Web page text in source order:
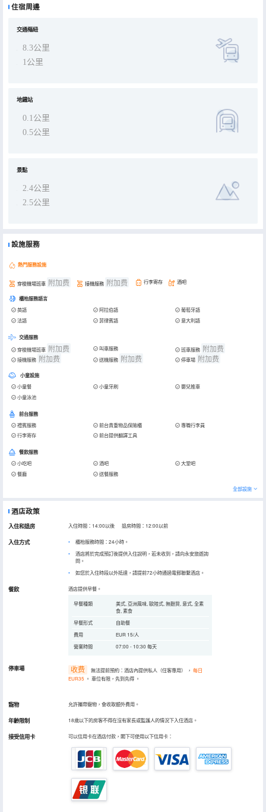
果旅客想在自己的房間舒適的用餐，酒店可提供客房服務。您若是問我還有哪些可供選擇的美食，一定會極力推薦周邊
和商務中心將熱情的服務與專業的素質完美地結合在一起。24小時開放的前台服務可為您隨時提供信息，以幫助您探索
住宿周邊
交通樞紐
8.3公里
1公里
地鐵站
0.1公里
0.5公里
景點
2.4公里
2.5公里
設施服務
熱門服務設施
穿梭機場班車 附加费 接機服務 附加费 行李寄存 酒吧
櫃枱服務語言
英語 阿拉伯語
葡萄牙語
法語
菲律賓語 意大利語
交通服務
穿梭機場班車 附加费 叫車服務 班車服務 附加费
接機服務 附加费 送機服務 附加费 停車場 附加费
小童設施
小童餐 小童牙刷
嬰兒推車
小童泳池
前台服務
禮賓服務 前台貴重物品保險櫃
專職行李員
行李寄存
前台提供翻譯工具
餐飲服務
小吃吧 酒吧
大堂吧
餐廳
送餐服務
全部設施
酒店政策
入住和退房 入住時間：14:00以後 退房時間：12:00以前
入住方式
櫃枱服務時間：24小時。
酒店將於完成預訂後提供入住說明，若未收到，請向永安旅遊詢
問。
如您於入住時段以外抵達，請提前72小時通過電郵聯繫酒店。
餐飲 酒店提供早餐。
早餐種類
美式, 亞洲風味, 歐陸式, 無麩質, 意式, 全素
食, 素食
早餐形式
自助餐
費用
EUR 15/人
營業時間
07:00 - 10:30 每天
停車場 收费 無法提前預約：酒店內提供私人（住客專用） ， 每日
EUR35 。 車位有限，先到先得 。
寵物 允許攜帶寵物，會收取額外費用。
年齡限制 18歲以下的房客不得在沒有家長或監護人的情況下入住酒店。
接受信用卡 可以信用卡在酒店付款，閣下可使用以下信用卡：